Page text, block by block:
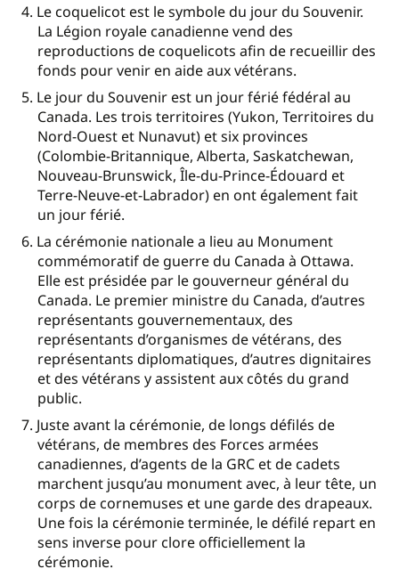
Le coquelicot est le symbole du jour du Souvenir.
La Légion royale canadienne vend des
reproductions de coquelicots afin de recueillir des
fonds pour venir en aide aux vétérans.
Le jour du Souvenir est un jour férié fédéral au
Canada. Les trois territoires (Yukon, Territoires du
Nord-Ouest et Nunavut) et six provinces
(Colombie-Britannique, Alberta, Saskatchewan,
Nouveau-Brunswick, Île-du-Prince-Édouard et
Terre-Neuve-et-Labrador) en ont également fait
un jour férié.
La cérémonie nationale a lieu au Monument
commémoratif de guerre du Canada à Ottawa.
Elle est présidée par le gouverneur général du
Canada. Le premier ministre du Canada, d’autres
représentants gouvernementaux, des
représentants d’organismes de vétérans, des
représentants diplomatiques, d’autres dignitaires
et des vétérans y assistent aux côtés du grand
public.
Juste avant la cérémonie, de longs défilés de
vétérans, de membres des Forces armées
canadiennes, d’agents de la GRC et de cadets
marchent jusqu’au monument avec, à leur tête, un
corps de cornemuses et une garde des drapeaux.
Une fois la cérémonie terminée, le défilé repart en
sens inverse pour clore officiellement la
cérémonie.